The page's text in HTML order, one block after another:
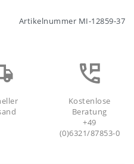
Artikelnummer MI-12859-37
Kostenlose
Beratung
+49
(0)6321/87853-0